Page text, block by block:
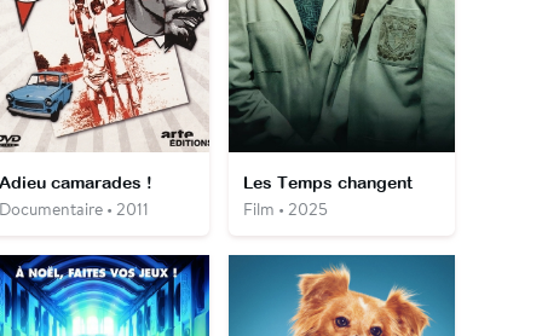
camarades !
• 2011
Les Temps changent
Film • 2025